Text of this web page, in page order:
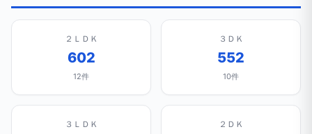
２ＬＤＫ
602
12件
３ＤＫ
552
10件
３ＬＤＫ ２ＤＫ